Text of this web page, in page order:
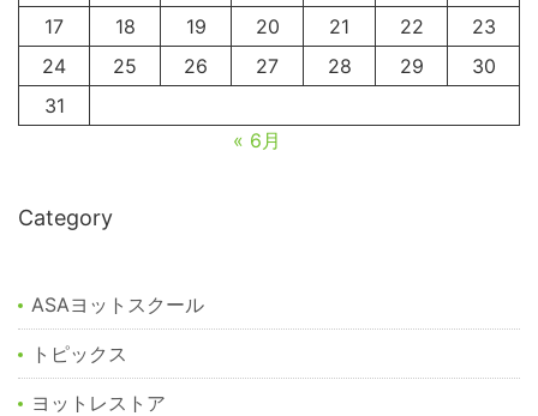
17
18 19 20 21 22
23
24
25 26 27 28 29
30
31
« 6月
Category
ASAヨットスクール
トピックス
ヨットレストア